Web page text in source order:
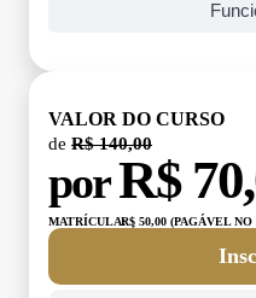
VALOR DO CURSO
de R$ 140,00
porR$
MATRÍCULA:R$ 50,00 (PAGÁVEL